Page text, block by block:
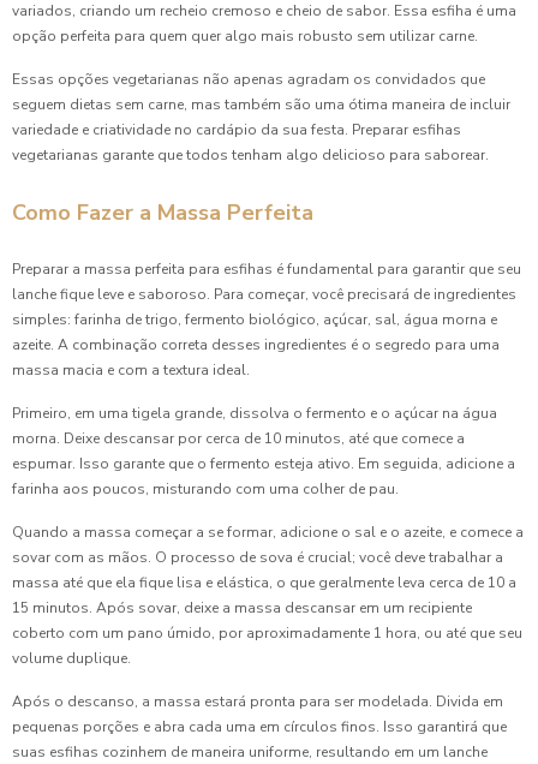
Coxinha para Festa de Aniversário: Delícia Garantida
Coxinha para festa de aniversário: Delícias que Encantam
os Convidados
Coxinha para Festa de Aniversário: Receitas Deliciosas
Coxinha para Festa Preço Acessível e Saborosa para seu
Coxinha para Festa Preço Justo
Coxinha para Festa Preço: Descubra as Melhores Opções
Coxinha para Festa Preço Acessível e Deliciosa
Coxinha para Festa Preço Atraente e Deliciosa
Preços Competitivos
Coxinha para Festa Preço: Descubra Onde Encontrar as
Melhores Ofertas
Coxinha para Festa: 7 Receitas Irresistíveis e Práticas
Coxinha para Festa: Como Preparar a Receita Perfeita para
Encantar Seus Convidados
variados, criando um recheio cremoso e cheio de sabor. Essa esfiha é uma
opção perfeita para quem quer algo mais robusto sem utilizar carne.
Essas opções vegetarianas não apenas agradam os convidados que
seguem dietas sem carne, mas também são uma ótima maneira de incluir
variedade e criatividade no cardápio da sua festa. Preparar esfihas
vegetarianas garante que todos tenham algo delicioso para saborear.
Como Fazer a Massa Perfeita
Preparar a massa perfeita para esfihas é fundamental para garantir que seu
lanche fique leve e saboroso. Para começar, você precisará de ingredientes
simples: farinha de trigo, fermento biológico, açúcar, sal, água morna e
azeite. A combinação correta desses ingredientes é o segredo para uma
massa macia e com a textura ideal.
Primeiro, em uma tigela grande, dissolva o fermento e o açúcar na água
morna. Deixe descansar por cerca de 10 minutos, até que comece a
espumar. Isso garante que o fermento esteja ativo. Em seguida, adicione a
farinha aos poucos, misturando com uma colher de pau.
Quando a massa começar a se formar, adicione o sal e o azeite, e comece a
sovar com as mãos. O processo de sova é crucial; você deve trabalhar a
massa até que ela fique lisa e elástica, o que geralmente leva cerca de 10 a
15 minutos. Após sovar, deixe a massa descansar em um recipiente
coberto com um pano úmido, por aproximadamente 1 hora, ou até que seu
volume duplique.
Após o descanso, a massa estará pronta para ser modelada. Divida em
pequenas porções e abra cada uma em círculos finos. Isso garantirá que
suas esfihas cozinhem de maneira uniforme, resultando em um lanche